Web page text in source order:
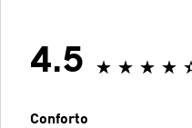
4.5
Conforto